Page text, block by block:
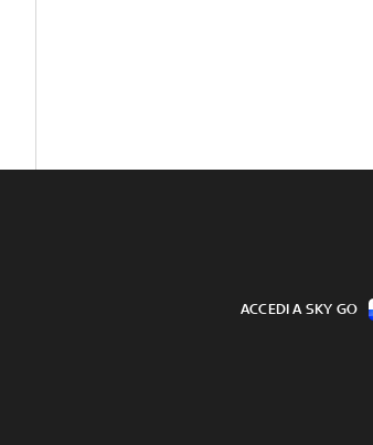
ACCEDI A SKY GO